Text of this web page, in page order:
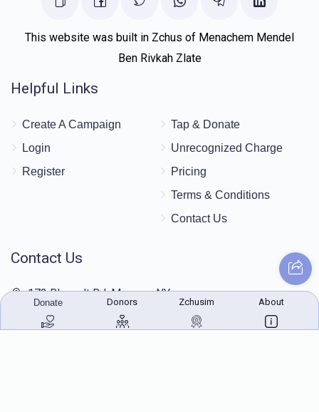
This website was built in Zchus of Menachem Mendel
Ben Rivkah Zlate
Helpful Links
Create A Campaign
Login
Register
Tap & Donate
Unrecognized Charge
Pricing
Terms & Conditions
Contact Us
Contact Us
172 Blauvelt Rd, Monsey, NY
(212) 239-8923
Donate Donors Zchusim About